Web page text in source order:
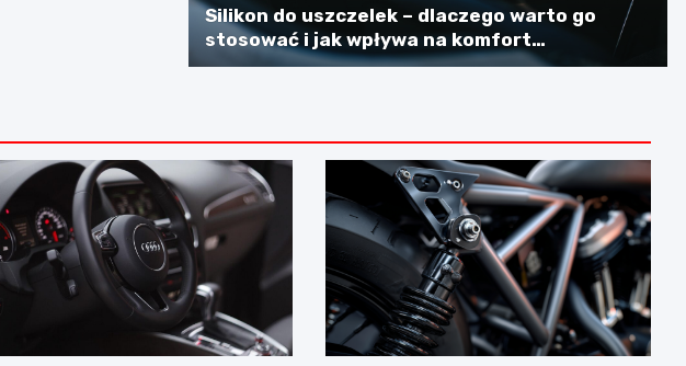
Silikon do uszczelek – dlaczego warto go
stosować i jak wpływa na komfort
użytkowania auta?